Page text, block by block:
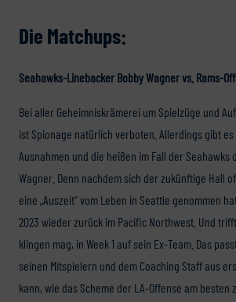
Die Matchups:
Seahawks-Linebacker Bobby Wagner vs. Rams-
Bei aller Geheimniskrämerei um Spielzüge und
ist Spionage natürlich verboten. Allerdings gibt
Ausnahmen und die heißen im Fall der Seahawks
Wagner. Denn nachdem sich der zukünftige Hall
eine „Auszeit“ vom Leben in Seattle genommen
2023 wieder zurück im Pacific Northwest. Und
klingen mag, in Week 1 auf sein Ex-Team. Das
seinen Mitspielern und dem Coaching Staff aus
kann, wie das Scheme der LA-Offense am besten